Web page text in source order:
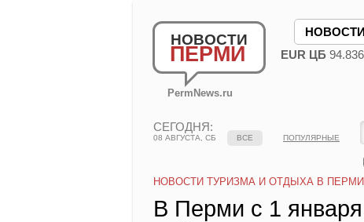
НОВОСТИ
ПЕРМИ
PermNews.ru
НОВОСТИ
EUR ЦБ
СЕГОДНЯ:
08 АВГУСТА, СБ ВСЕ ПОПУЛЯРНЫЕ
НОВОСТИ ТУРИЗМА И ОТДЫХА В ПЕРМИ
В Перми с 1 января